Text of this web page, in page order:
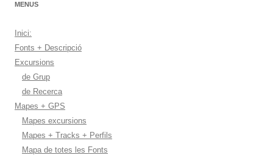
MENUS
Inici:
Fonts + Descripció
Excursions
de Grup
de Recerca
Mapes + GPS
Mapes excursions
Mapes + Tracks + Perfils
Mapa de totes les Fonts